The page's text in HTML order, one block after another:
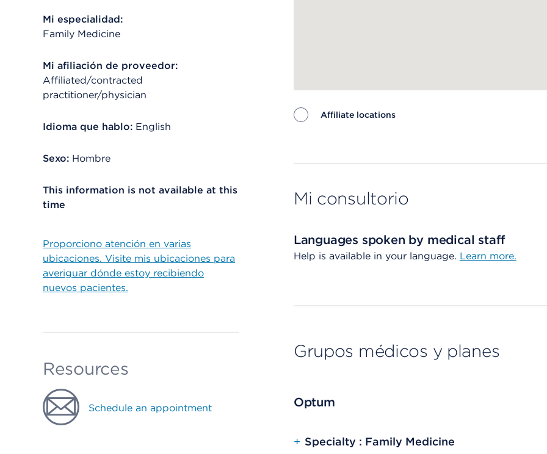
Mi especialidad:
Family Medicine
Mi afiliación de proveedor:
Affiliated/contracted
practitioner/physician
Idioma que hablo: English
Sexo: Hombre
This information is not available at this
time
Proporciono atención en varias
ubicaciones. Visite mis ubicaciones para
averiguar dónde estoy recibiendo
nuevos pacientes.
Resources
Schedule an appointment
Affiliate locations
Mi consultorio
Languages spoken by medical staff
Help is available in your language. Learn more.
Grupos médicos y planes
Optum
+ Specialty : Family Medicine